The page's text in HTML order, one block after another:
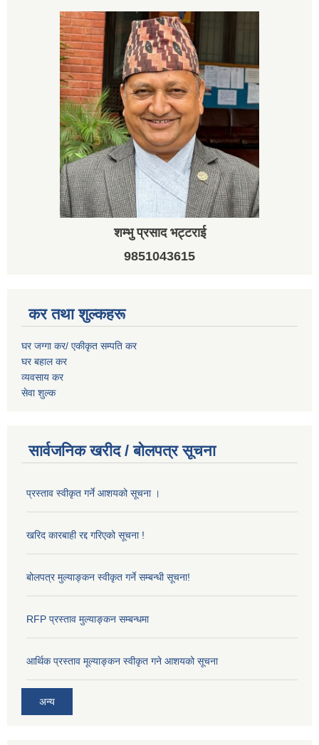
शम्भु प्रसाद भट्टराई
9851043615
कर तथा शुल्कहरू
घर जग्गा कर/ एकीकृत सम्पति कर
घर बहाल कर
व्यवसाय कर
सेवा शुल्क
सार्वजनिक खरीद / बोलपत्र सूचना
प्रस्ताव स्वीकृत गर्ने आशयको सूचना ।
खरिद कारबाही रद्द गरिएको सूचना !
बोलपत्र मुल्याङ्कन स्वीकृत गर्ने सम्बन्धी सूचना!
RFP प्रस्ताव मुल्याङ्कन सम्बन्धमा
आर्थिक प्रस्ताव मूल्याङ्कन स्वीकृत गने आशयको सूचना
अन्य